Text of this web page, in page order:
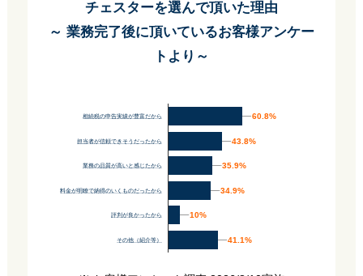
チェスターを選んで頂いた理由
～ 業務完了後に頂いているお客様アンケー
トより～
相続税の申告実績が豊富だから
担当者が信頼できそうだったから
業務の品質が高いと感じたから
料金が明瞭で納得のいくものだったから
評判が良かったから
その他（紹介等）
60.8%
60.8%
43.8%
43.8%
35.9%
35.9%
34.9%
34.9%
10%
10%
41.1%
41.1%